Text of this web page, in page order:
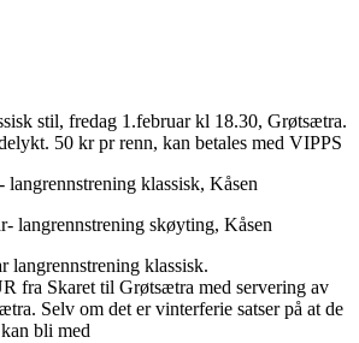
stil, fredag 1.februar kl 18.30, Grøtsætra.
50 kr pr renn, kan betales med VIPPS
langrennstrening klassisk, Kåsen
langrennstrening skøyting, Kåsen
langrennstrening klassisk.
fra Skaret til Grøtsætra med servering av
Selv om det er vinterferie satser på at de
bli med